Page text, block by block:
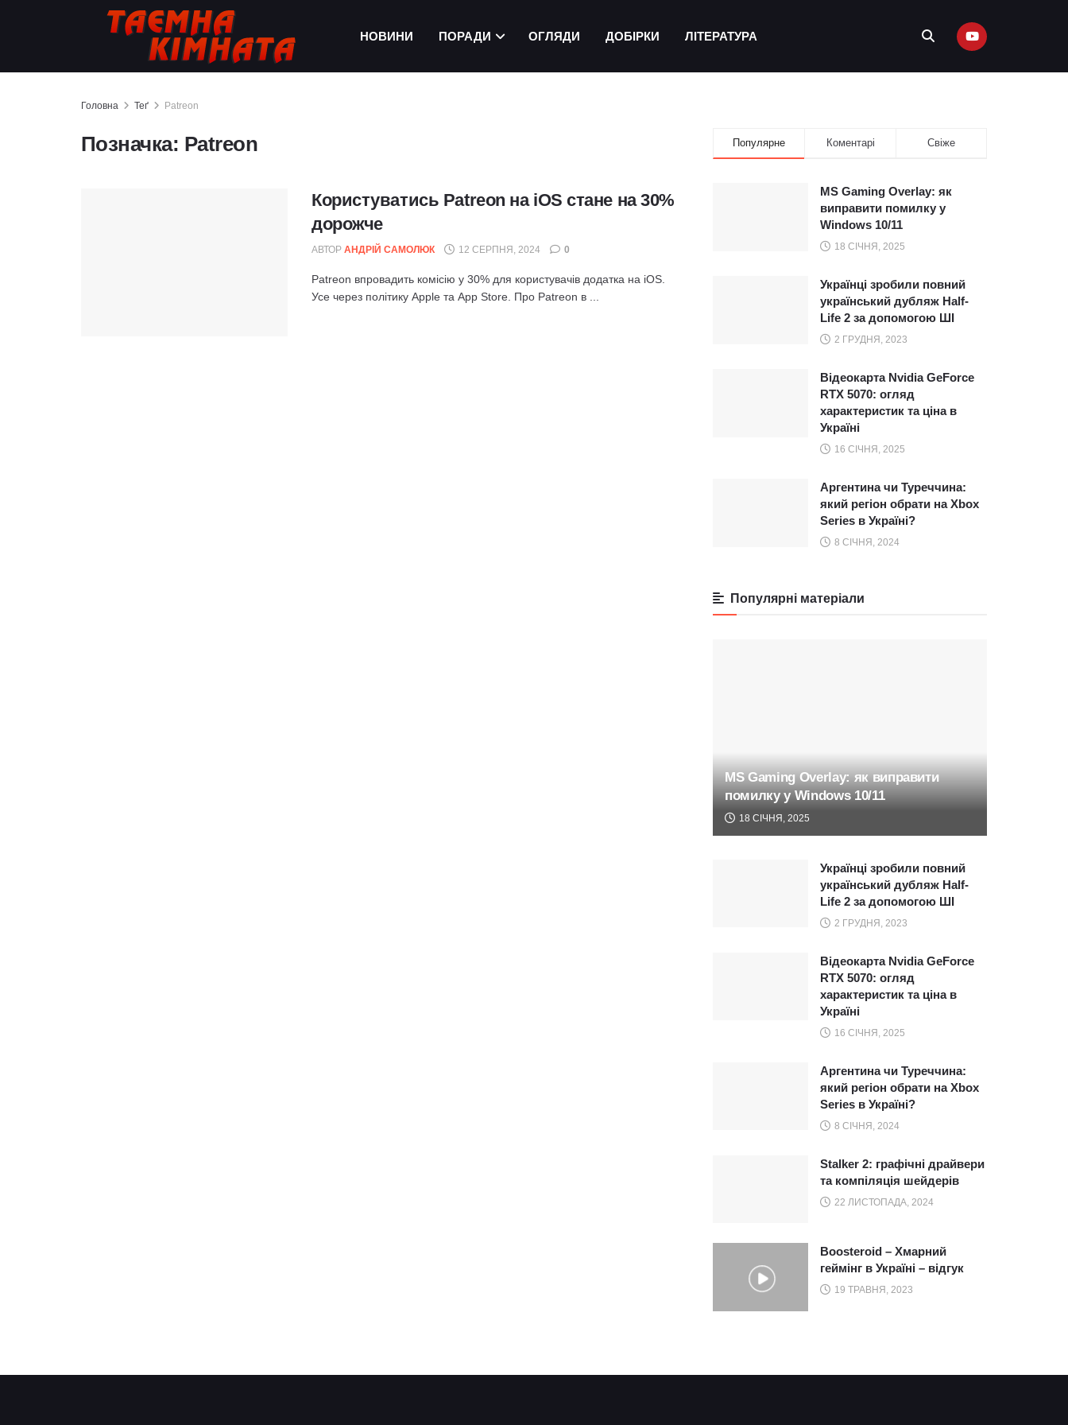
НОВИНИ ПОРАДИ ОГЛЯДИ ДОБІРКИ ЛІТЕРАТУРА
Головна Теґ Patreon
Позначка: Patreon
Користуватись Patreon на iOS стане на 30%
дорожче
АВТОР АНДРІЙ САМОЛЮК 12 СЕРПНЯ, 2024 0
Patreon впровадить комісію у 30% для користувачів додатка на iOS.
Усе через політику Apple та App Store. Про Patreon в ...
Популярне Коментарі Свіже
MS Gaming Overlay: як
виправити помилку у
Windows 10/11
18 СІЧНЯ, 2025
Українці зробили повний
український дубляж Half-
Life 2 за допомогою ШІ
2 ГРУДНЯ, 2023
Відеокарта Nvidia GeForce
RTX 5070: огляд
характеристик та ціна в
Україні
16 СІЧНЯ, 2025
Аргентина чи Туреччина:
який регіон обрати на Xbox
Series в Україні?
8 СІЧНЯ, 2024
Популярні матеріали
MS Gaming Overlay: як виправити
помилку у Windows 10/11
18 СІЧНЯ, 2025
Українці зробили повний
український дубляж Half-
Life 2 за допомогою ШІ
2 ГРУДНЯ, 2023
Відеокарта Nvidia GeForce
RTX 5070: огляд
характеристик та ціна в
Україні
16 СІЧНЯ, 2025
Аргентина чи Туреччина:
який регіон обрати на Xbox
Series в Україні?
8 СІЧНЯ, 2024
Stalker 2: графічні драйвери
та компіляція шейдерів
22 ЛИСТОПАДА, 2024
Boosteroid – Хмарний
геймінг в Україні – відгук
19 ТРАВНЯ, 2023